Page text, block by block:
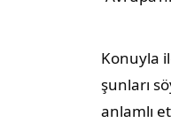
Konuyla
şunları
anlamlı